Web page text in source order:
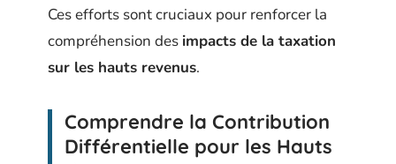
Ces efforts sont cruciaux pour renforcer la
compréhension des impacts de la taxation
sur les hauts revenus.
Comprendre la Contribution
Différentielle pour les Hauts